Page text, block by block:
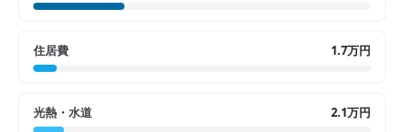
住居費 1.7万円
光熱・水道 2.1万円